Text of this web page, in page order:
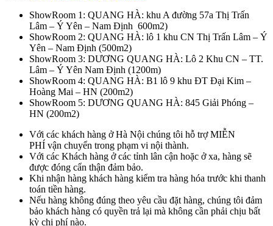
ShowRoom 1: QUANG HÀ: khu A đường 57a Thị Trấn
Lâm – Ý Yên – Nam Định 600m2)
ShowRoom 2: QUANG HÀ: lô 1 khu CN Thị Trấn Lâm – Ý
Yên – Nam Định (500m2)
ShowRoom 3: DƯƠNG QUANG HÀ: Lô 2 Khu CN – TT.
Lâm – Ý Yên Nam Định (1200m)
ShowRoom 4: QUANG HÀ: B1 lô 9 khu ĐT Đại Kim –
Hoàng Mai – HN (200m2)
ShowRoom 5: DƯƠNG QUANG HÀ: 845 Giải Phóng –
HN (200m2)
Với các khách hàng ở Hà Nội chúng tôi hỗ trợ MIỄN
PHÍ vận chuyển trong phạm vi nội thành.
Với các Khách hàng ở các tỉnh lân cận hoặc ở xa, hàng sẽ
được đóng cẩn thận đảm bảo.
Khi nhận hàng khách hàng kiểm tra hàng hóa trước khi thanh
toán tiền hàng.
Nếu hàng không đúng theo yêu cầu đặt hàng, chúng tôi đảm
bảo khách hàng có quyền trả lại mà không cần phải chịu bất
kỳ chi phí nào.